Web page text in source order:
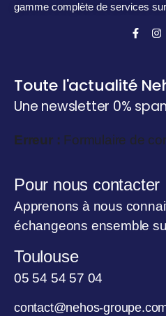
gamme complète de services
Toute l'actualité
Une newsletter 0%
Erreur : Formulaire de
Pour nous contacter
Apprenons à nous
échangeons ensemble
Toulouse
05 54 54 57 04
contact@nehos-